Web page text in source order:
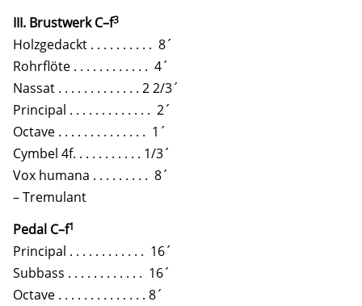
III. Brustwerk C–f3
Holzgedackt . . . . . . . . . . 8´
Rohrflöte . . . . . . . . . . . . 4´
Nassat . . . . . . . . . . . . . 2 2/3´
Principal . . . . . . . . . . . . . 2´
Octave . . . . . . . . . . . . . . 1´
Cymbel 4f. . . . . . . . . . . 1/3´
Vox humana . . . . . . . . . 8´
– Tremulant
Pedal C–f1
Principal . . . . . . . . . . . . 16´
Subbass . . . . . . . . . . . . 16´
Octave . . . . . . . . . . . . . . 8´